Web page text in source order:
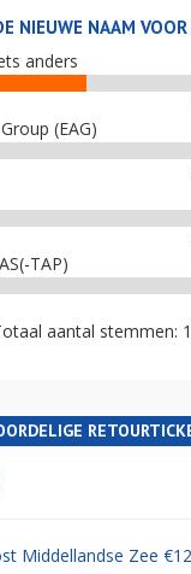
NIEUWE NAAM
anders
(EAG)
TAP)
aantal stemmen:
Middellandse Zee